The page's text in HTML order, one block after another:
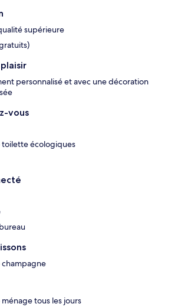
supérieure
personnalisé et avec une décoration
vous
toilette écologiques
champagne
tous les jours